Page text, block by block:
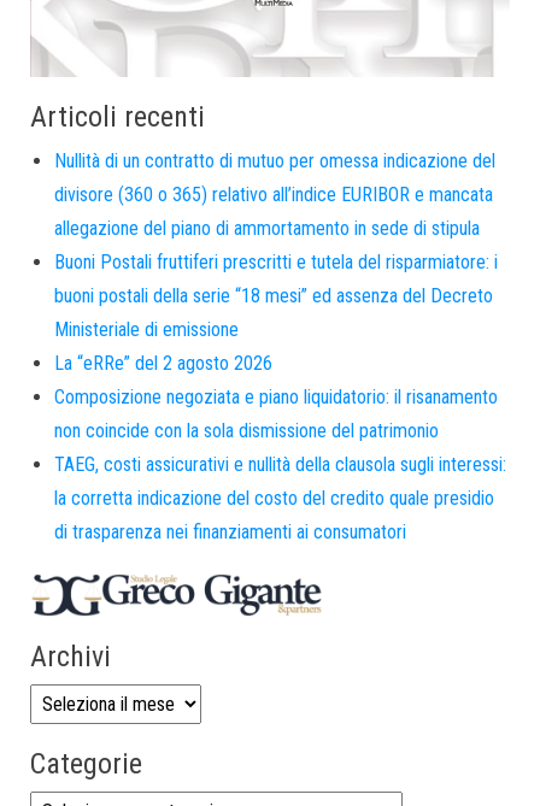
Articoli recenti
Nullità di un contratto di mutuo per omessa indicazione del
divisore (360 o 365) relativo all’indice EURIBOR e mancata
allegazione del piano di ammortamento in sede di stipula
Buoni Postali fruttiferi prescritti e tutela del risparmiatore: i
buoni postali della serie “18 mesi” ed assenza del Decreto
Ministeriale di emissione
La “eRRe” del 2 agosto 2026
Composizione negoziata e piano liquidatorio: il risanamento
non coincide con la sola dismissione del patrimonio
TAEG, costi assicurativi e nullità della clausola sugli interessi:
la corretta indicazione del costo del credito quale presidio
di trasparenza nei finanziamenti ai consumatori
Archivi
Categorie